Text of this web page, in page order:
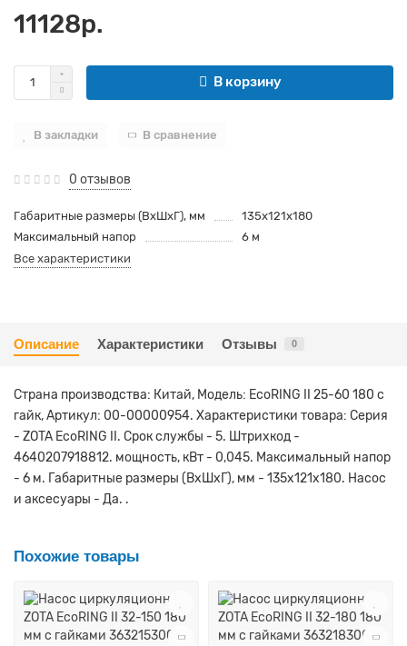
11128р.
В корзину
В закладки В сравнение
0 отзывов
Габаритные размеры (ВхШхГ), мм
135х121х180
Максимальный напор
6 м
Все характеристики
Описание Характеристики Отзывы 0
Страна производства: Китай, Модель: EcoRING II 25-60 180 с
гайк, Артикул: 00-00000954. Характеристики товара: Серия
- ZOTA EcoRING II. Срок службы - 5. Штрихкод -
4640207918812. мощность, кВт - 0,045. Максимальный напор
- 6 м. Габаритные размеры (ВхШхГ), мм - 135х121х180. Насос
и аксесуары - Да. .
Похожие товары